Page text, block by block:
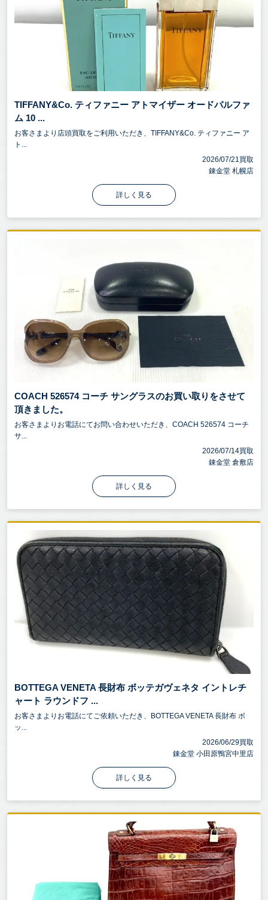
TIFFANY&Co. ティファニー アトマイザー オードパルファ
ム 10 ...
お客さまより店頭買取をご利用いただき、TIFFANY&Co. ティファニー ア
ト...
2026/07/21買取
錬金堂 札幌店
詳しく見る
COACH 526574 コーチ サングラスのお買い取りをさせて
頂きました。
お客さまよりお電話にてお問い合わせいただき、COACH 526574 コーチ
サ...
2026/07/14買取
錬金堂 倉敷店
詳しく見る
BOTTEGA VENETA 長財布 ボッテガヴェネタ イントレチ
ャート ラウンドフ ...
お客さまよりお電話にてご依頼いただき、BOTTEGA VENETA 長財布 ボ
ッ...
2026/06/29買取
錬金堂 小田原鴨宮中里店
詳しく見る